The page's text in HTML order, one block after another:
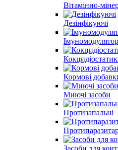
Вітамінно-
Дезінфікуючі
Кормові
Миючі засоби
Протизапальні
Засоби для